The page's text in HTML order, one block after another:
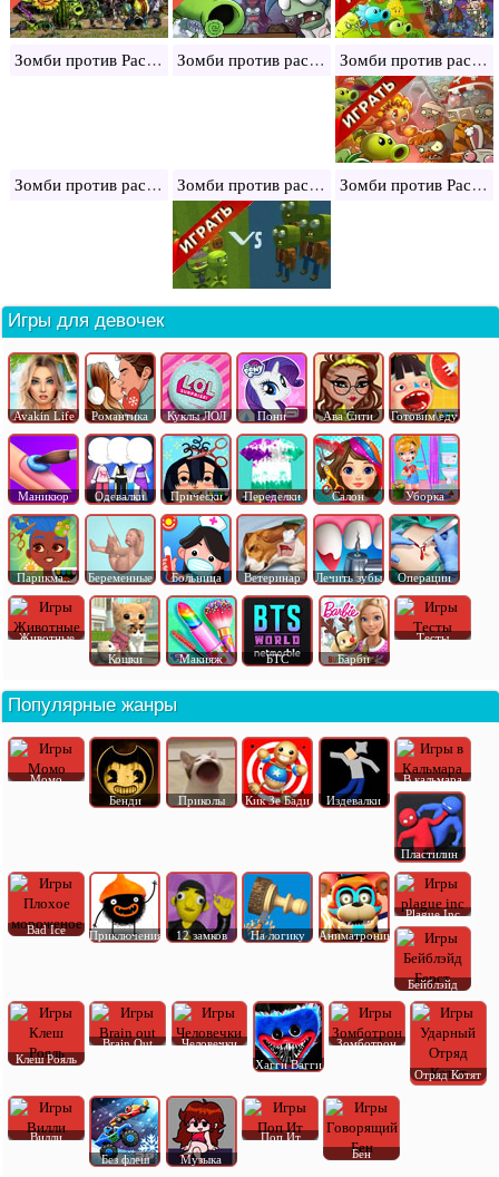
Зомби против Растений Зомби против растений 2 Зомби против растений 3
Зомби против растений 4 Зомби против растений: мод Зомби против Растений 1
Игры для девочек
Avakin Life Романтика Куклы ЛОЛ Пони Ава Сити Готовим еду
Маникюр Одевалки Прически Переделки Салон Уборка
Парикма.. Беременные Больница Ветеринар Лечить зубы Операции
Животные
Кошки
Макияж БТС Барби
Тесты
Популярные жанры
Момо
Бенди
Приколы Кик Зе Бади Издевалки
В кальмара
Пластилин
Bad Ice Приключения 12 замков На логику Аниматроник
Plague Inc
Бейблэйд
Клеш Рояль
Brain Out
Человечки
Хагги Вагги
Зомботрон
Отряд Котят
Вилли
Без флеш
Музыка
Поп Ит
Бен